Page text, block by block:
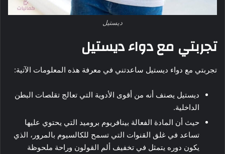
ديستيل
تجربتي مع دواء ديستيل
تجربتي مع دواء ديستيل ساعدتني في معرفة هذه المعلومات الآتية:
ديستيل يصنف أنه من أقوى الأدوية التي تعالج تقلصات البطن
الداخلية.
حيث أن المادة الفعالة بينافريوم بروميد التي يحتوي عليها
تساعد في غلق القنوات التي تسمح للكالسيوم بالمرور، الذي
يكون دوره يتمثل في تخفيف ألم القولون وراحة ملحوظة